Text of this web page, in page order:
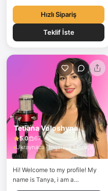
Hızlı Sipariş
Teklif İste
Tetiana Voloshyna
5.0
67
Ukraynaca · İngilizce · Rusça
Hi! Welcome to my profile! My
name is Tanya, i am a
professional voice over actress.